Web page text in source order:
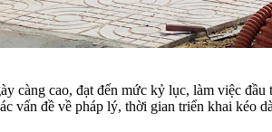
càng cao, đạt đến mức kỷ lục, làm việc
vấn đề về pháp lý, thời gian triển khai